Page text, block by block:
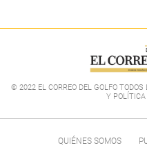
© 2022 EL CORREO DEL GOLFO
Y POLÍTICA
QUIÉNES SOMOS